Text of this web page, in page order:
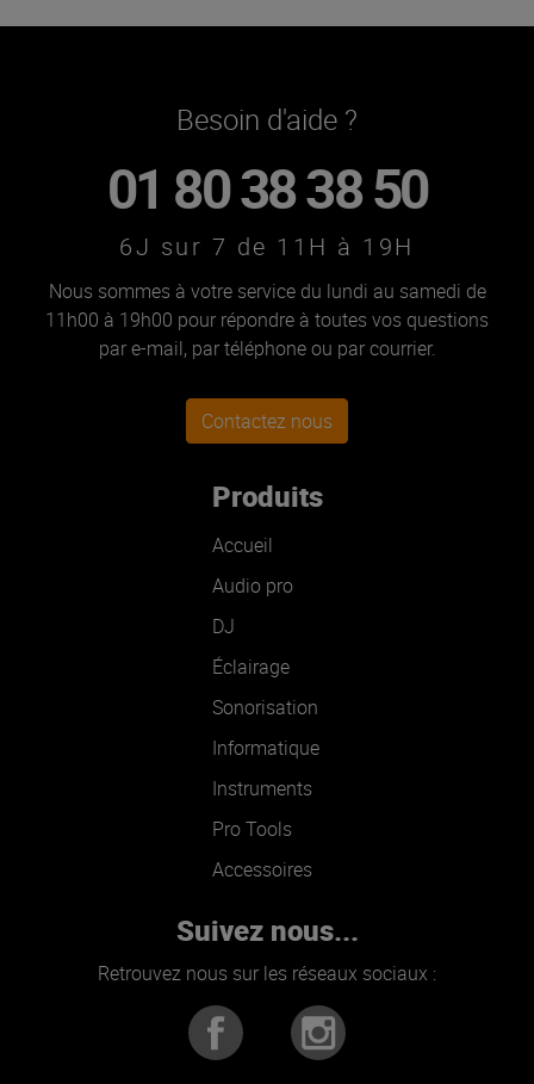
Besoin d'aide ?
01 80 38 38 50
6J sur 7 de 11H à 19H
Nous sommes à votre service du lundi au samedi de
11h00 à 19h00 pour répondre à toutes vos questions
par e-mail, par téléphone ou par courrier.
Contactez nous
Produits
Accueil
Audio pro
DJ
Éclairage
Sonorisation
Informatique
Instruments
Pro Tools
Accessoires
Suivez nous...
Retrouvez nous sur les réseaux sociaux :